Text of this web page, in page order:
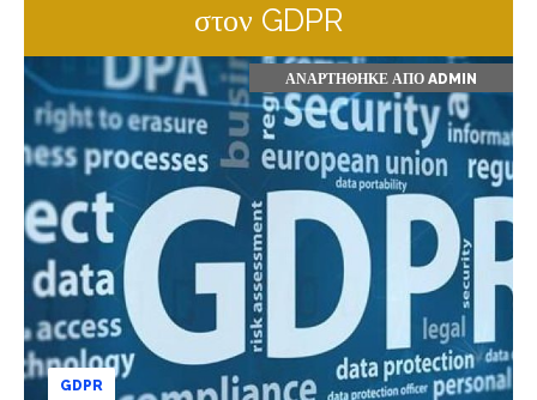
στον GDPR
ΑΝΑΡΤΉΘΗΚΕ ΑΠΌ ADMIN
GDPR